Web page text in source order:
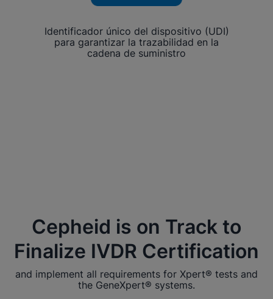
Identificador único del dispositivo (UDI)
para garantizar la trazabilidad en la
cadena de suministro
Cepheid is on Track to
Finalize IVDR Certification
and implement all requirements for Xpert® tests and
the GeneXpert® systems.